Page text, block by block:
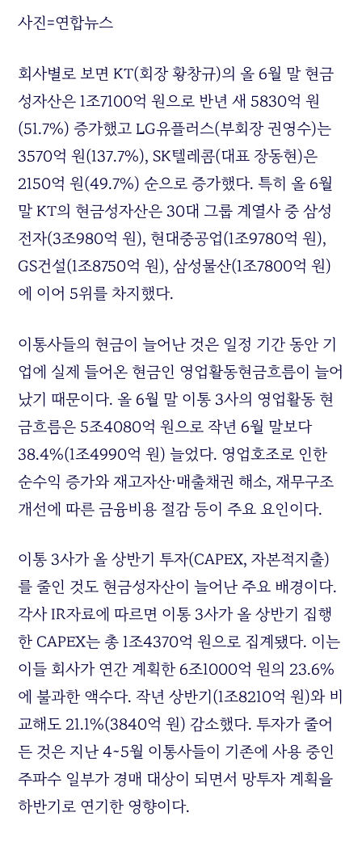
사진=연합뉴스
회사별로 보면 KT(회장 황창규)의 올 6월 말 현금
성자산은 1조7100억 원으로 반년 새 5830억 원
(51.7%) 증가했고 LG유플러스(부회장 권영수)는
3570억 원(137.7%), SK텔레콤(대표 장동현)은
2150억 원(49.7%) 순으로 증가했다. 특히 올 6월
말 KT의 현금성자산은 30대 그룹 계열사 중 삼성
전자(3조980억 원), 현대중공업(1조9780억 원),
GS건설(1조8750억 원), 삼성물산(1조7800억 원)
에 이어 5위를 차지했다.
이통사들의 현금이 늘어난 것은 일정 기간 동안 기
업에 실제 들어온 현금인 영업활동현금흐름이 늘어
났기 때문이다. 올 6월 말 이통 3사의 영업활동 현
금흐름은 5조4080억 원으로 작년 6월 말보다
38.4%(1조4990억 원) 늘었다. 영업호조로 인한
순수익 증가와 재고자산·매출채권 해소, 재무구조
개선에 따른 금융비용 절감 등이 주요 요인이다.
이통 3사가 올 상반기 투자(CAPEX, 자본적지출)
를 줄인 것도 현금성자산이 늘어난 주요 배경이다.
각사 IR자료에 따르면 이통 3사가 올 상반기 집행
한 CAPEX는 총 1조4370억 원으로 집계됐다. 이는
이들 회사가 연간 계획한 6조1000억 원의 23.6%
에 불과한 액수다. 작년 상반기(1조8210억 원)와 비
교해도 21.1%(3840억 원) 감소했다. 투자가 줄어
든 것은 지난 4~5월 이통사들이 기존에 사용 중인
주파수 일부가 경매 대상이 되면서 망투자 계획을
하반기로 연기한 영향이다.